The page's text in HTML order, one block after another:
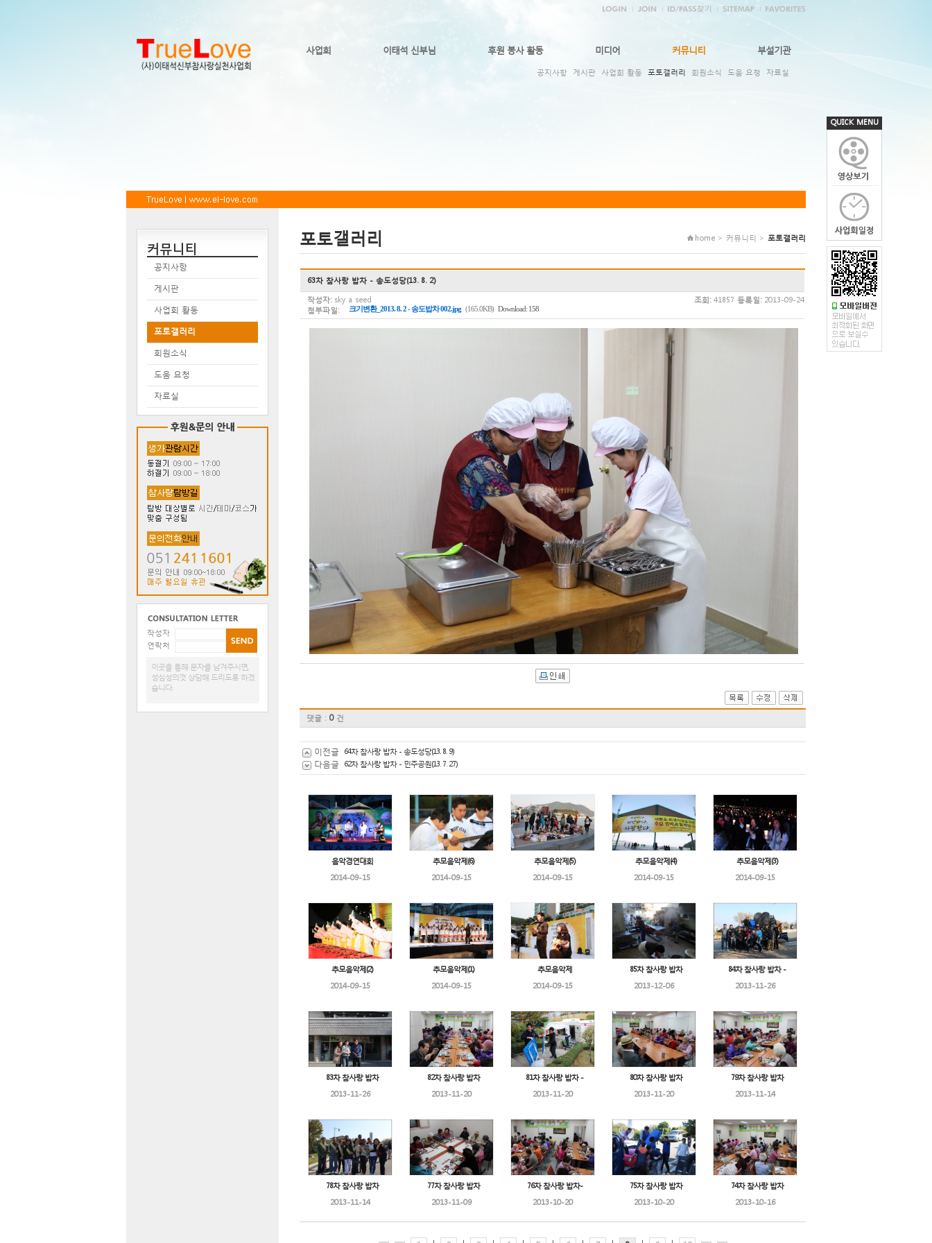
사업회 이태석 신부님 후원 봉사 활동 미디어 커뮤니티 부설기관
공지사항 게시판 사업회 활동 포토갤러리 회원소식 도움 요청 자료실
커뮤니티
공지사항
게시판
사업회 활동
포토갤러리
회원소식
도움 요청
자료실
작성자
연락처
이곳을 통해 문자를 남겨주시면,
성심성의껏 상담해 드리도록 하겠
습니다.
포토갤러리 home > 커뮤니티 > 포토갤러리
63차 참사랑 밥차 - 송도성당(13. 8. 2)
작성자:sky a seed 조회:41857 등록일:2013-09-24
첨부파일:
크기변환_2013. 8. 2 - 송도밥차 002.jpg (165.0KB) Download: 158
댓글 : 0건
이전글 64차 참사랑 밥차 - 송도성당(13. 8. 9)
다음글 62차 참사랑 밥차 - 민주공원(13. 7. 27)
음악경연대회
2014-09-15
추모음악제(6)
2014-09-15
추모음악제(5)
2014-09-15
추모음악제(4)
2014-09-15
추모음악제(3)
2014-09-15
추모음악제(2)
2014-09-15
추모음악제(1)
2014-09-15
추모음악제
2014-09-15
85차 참사랑 밥차
2013-12-06
84차 참사랑 밥차 -
2013-11-26
83차 참사랑 밥차
2013-11-26
82차 참사랑 밥차
2013-11-20
81차 참사랑 밥차 -
2013-11-20
80차 참사랑 밥차
2013-11-20
79차 참사랑 밥차
2013-11-14
78차 참사랑 밥차
2013-11-14
77차 참사랑 밥차
2013-11-09
76차 참사랑 밥차-
2013-10-20
75차 참사랑 밥차
2013-10-20
74차 참사랑 밥차
2013-10-16
QUICK MENU